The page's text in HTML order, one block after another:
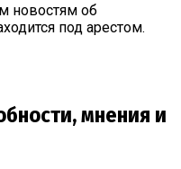
новостям об
под арестом.
мнения и